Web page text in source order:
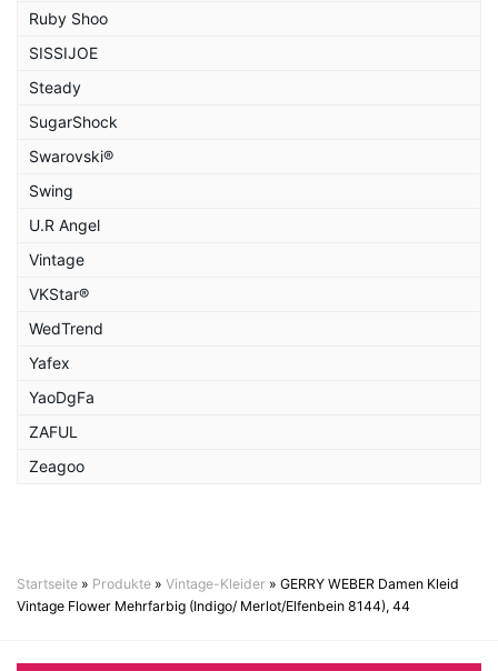
Ruby Shoo
SISSIJOE
Steady
SugarShock
Swarovski®
Swing
U.R Angel
Vintage
VKStar®
WedTrend
Yafex
YaoDgFa
ZAFUL
Zeagoo
Startseite » Produkte » Vintage-Kleider » GERRY WEBER Damen Kleid
Vintage Flower Mehrfarbig (Indigo/ Merlot/Elfenbein 8144), 44